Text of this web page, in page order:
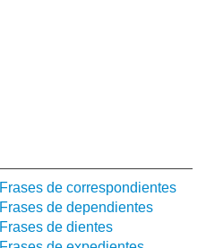
Frases de correspondientes
Frases de dependientes
Frases de dientes